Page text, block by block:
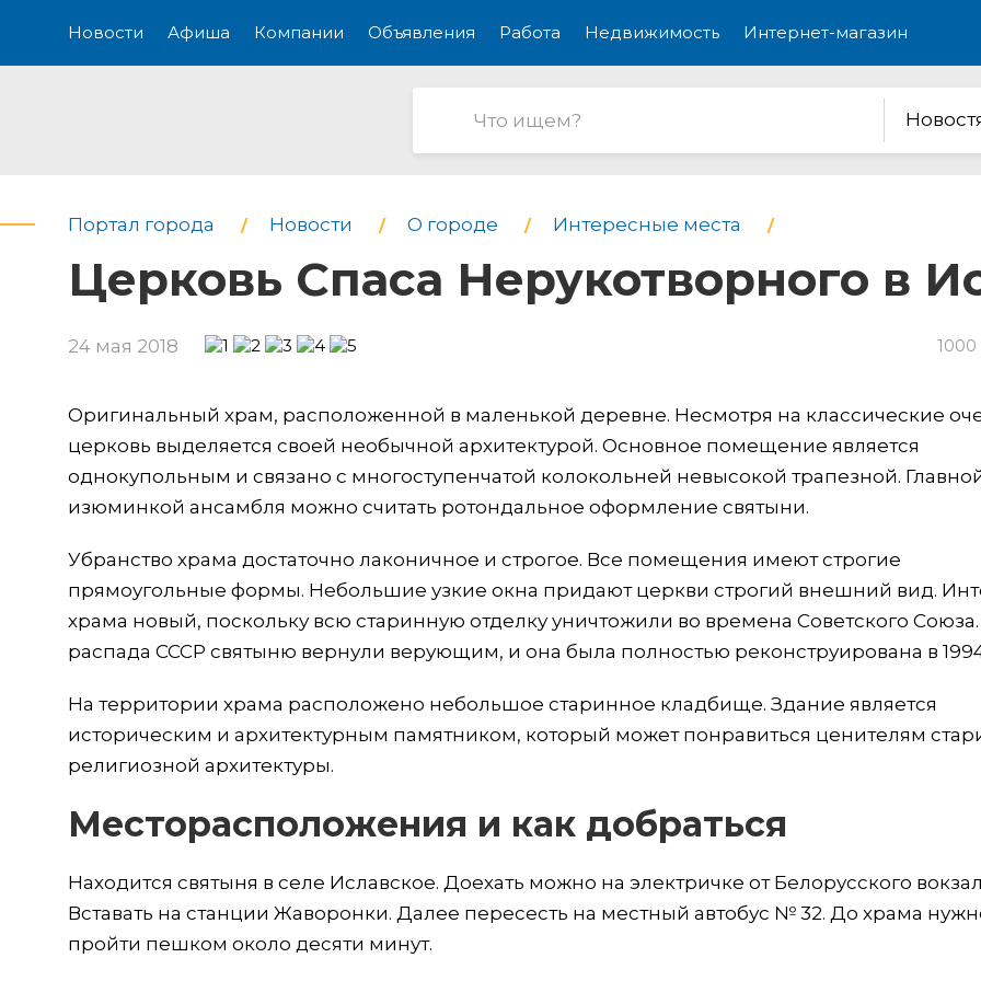
Новости Афиша Компании Объявления Работа Недвижимость Интернет-магазин
Портал города Новости О городе Интересные места
Церковь Спаса Нерукотворного в
24 мая 2018 1000
Оригинальный храм, расположенной в маленькой деревне. Несмотря на классические
церковь выделяется своей необычной архитектурой. Основное помещение является
однокупольным и связано с многоступенчатой колокольней невысокой трапезной.
изюминкой ансамбля можно считать ротондальное оформление святыни.
Убранство храма достаточно лаконичное и строгое. Все помещения имеют строгие
прямоугольные формы. Небольшие узкие окна придают церкви строгий внешний вид.
храма новый, поскольку всю старинную отделку уничтожили во времена Советского
распада СССР святыню вернули верующим, и она была полностью реконструирована в
На территории храма расположено небольшое старинное кладбище. Здание является
историческим и архитектурным памятником, который может понравиться ценителям
религиозной архитектуры.
Месторасположения и как добраться
Находится святыня в селе Иславское. Доехать можно на электричке от Белорусского
Вставать на станции Жаворонки. Далее пересесть на местный автобус № 32. До храма
пройти пешком около десяти минут.